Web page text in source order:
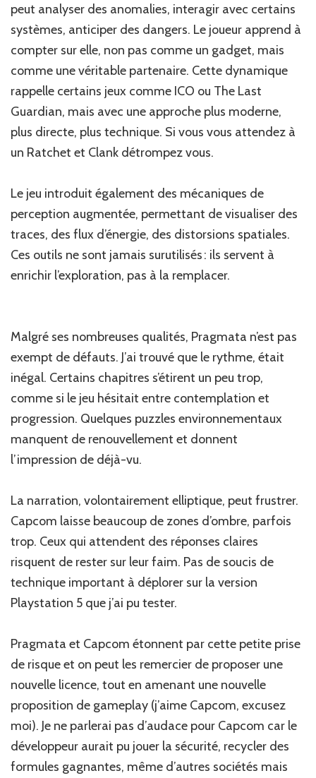
peut analyser des anomalies, interagir avec certains
systèmes, anticiper des dangers. Le joueur apprend à
compter sur elle, non pas comme un gadget, mais
comme une véritable partenaire. Cette dynamique
rappelle certains jeux comme ICO ou The Last
Guardian, mais avec une approche plus moderne,
plus directe, plus technique. Si vous vous attendez à
un Ratchet et Clank détrompez vous.
Le jeu introduit également des mécaniques de
perception augmentée, permettant de visualiser des
traces, des flux d’énergie, des distorsions spatiales.
Ces outils ne sont jamais surutilisés : ils servent à
enrichir l’exploration, pas à la remplacer.
Malgré ses nombreuses qualités, Pragmata n’est pas
exempt de défauts. J’ai trouvé que le rythme, était
inégal. Certains chapitres s’étirent un peu trop,
comme si le jeu hésitait entre contemplation et
progression. Quelques puzzles environnementaux
manquent de renouvellement et donnent
l’impression de déjà-vu.
La narration, volontairement elliptique, peut frustrer.
Capcom laisse beaucoup de zones d’ombre, parfois
trop. Ceux qui attendent des réponses claires
risquent de rester sur leur faim. Pas de soucis de
technique important à déplorer sur la version
Playstation 5 que j’ai pu tester.
Pragmata et Capcom étonnent par cette petite prise
de risque et on peut les remercier de proposer une
nouvelle licence, tout en amenant une nouvelle
proposition de gameplay (j’aime Capcom, excusez
moi). Je ne parlerai pas d’audace pour Capcom car le
développeur aurait pu jouer la sécurité, recycler des
formules gagnantes, même d’autres sociétés mais